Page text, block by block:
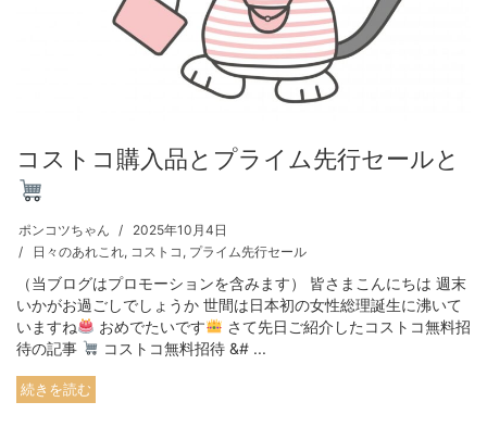
コストコ購入品とプライム先行セールと
ポンコツちゃん
2025年10月4日
日々のあれこれ, コストコ , プライム先行セール
（当ブログはプロモーションを含みます） 皆さまこんにちは 週末
いかがお過ごしでしょうか 世間は日本初の女性総理誕生に沸いて
いますね
おめでたいです
さて先日ご紹介したコストコ無料招
待の記事
コストコ無料招待 &# ...
続きを読む